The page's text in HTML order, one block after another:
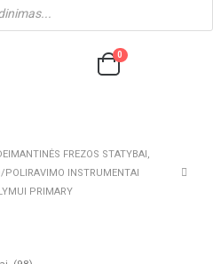
0
FREZOS STATYBAI ,
POLIRAVIMO INSTRUMENTAI
PRIMARY